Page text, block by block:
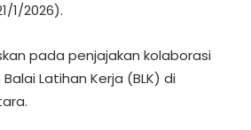
1/2026).
pada penjajakan kolaborasi
Latihan Kerja (BLK) di